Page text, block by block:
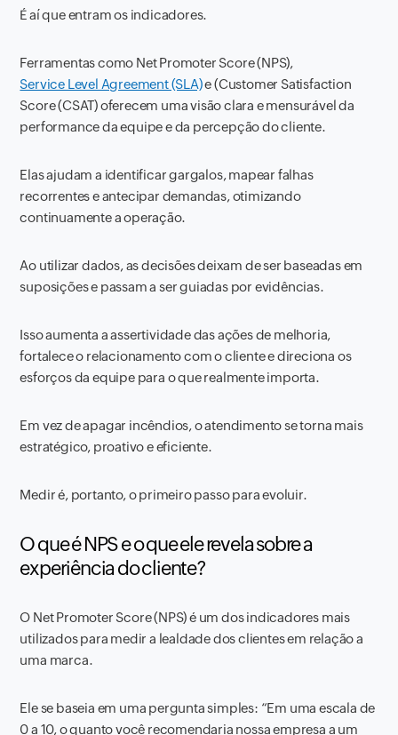
É aí que entram os indicadores.
Ferramentas como Net Promoter Score (NPS),
Service Level Agreement (SLA)e (Customer Satisfaction
Score (CSAT) oferecem uma visão clara e mensurável da
performance da equipe e da percepção do cliente.
Elas ajudam a identificar gargalos, mapear falhas
recorrentes e antecipar demandas, otimizando
continuamente a operação.
Ao utilizar dados, as decisões deixam de ser baseadas em
suposições e passam a ser guiadas por evidências.
Isso aumenta a assertividade das ações de melhoria,
fortalece o relacionamento com o cliente e direciona os
esforços da equipe para o que realmente importa.
Em vez de apagar incêndios, o atendimento se torna mais
estratégico, proativo e eficiente.
Medir é, portanto, o primeiro passo para evoluir.
O que é NPS e o que ele revela sobre a
experiência do cliente?
O Net Promoter Score (NPS) é um dos indicadores mais
utilizados para medir a lealdade dos clientes em relação a
uma marca.
Ele se baseia em uma pergunta simples: “Em uma escala de
0 a 10, o quanto você recomendaria nossa empresa a um